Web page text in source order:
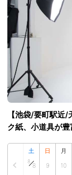
【池袋/要町駅近
ク紙、小道具が
土
8
8
日
9
月
10